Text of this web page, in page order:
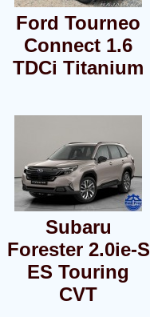
Ford Tourneo
Connect 1.6
TDCi Titanium
Subaru
Forester 2.0ie-S
ES Touring
CVT